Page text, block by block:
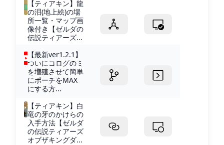
【ティアキン】龍
の泪(地上絵)の場
所一覧・マップ画
像付き【ゼルダの
伝説ティアーズ...
【最新ver1.2.1】
ついにコログのミ
を増殖させて簡単
にポーチをMAX
にする方...
【ティアキン】白
竜の牙のかけらの
入手方法【ゼルダ
の伝説ティアーズ
オブザキングダ...